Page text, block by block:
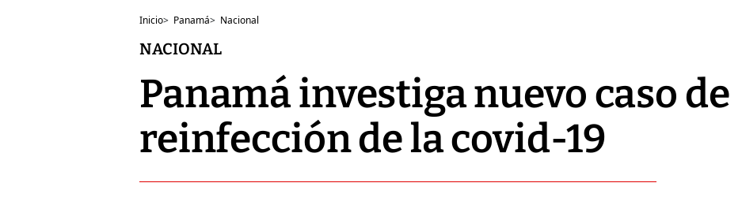
Inicio> Panamá> Nacional
NACIONAL
Panamá investiga nuevo caso de
reinfección de la covid-19